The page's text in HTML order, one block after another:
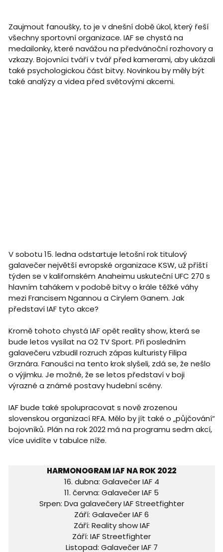
Zaujmout fanoušky, to je v dnešní době úkol, který řeší
všechny sportovní organizace. IAF se chystá na
medailonky, které navážou na předvánoční rozhovory a
vzkazy. Bojovníci tváří v tvář před kamerami, aby ukázali
také psychologickou část bitvy. Novinkou by měly být
také analýzy a videa před světovými akcemi.
V sobotu 15. ledna odstartuje letošní rok titulový
galavečer největší evropské organizace KSW, už příští
týden se v kalifornském Anaheimu uskuteční UFC 270 s
hlavním tahákem v podobě bitvy o krále těžké váhy
mezi Francisem Ngannou a Cirylem Ganem. Jak
představí IAF tyto akce?
Kromě tohoto chystá IAF opět reality show, která se
bude letos vysílat na O2 TV Sport. Při posledním
galavečeru vzbudil rozruch zápas kulturisty Filipa
Grznára. Fanoušci na tento krok slyšeli, zdá se, že nešlo
o výjimku. Je možné, že se letos představí v boji
výrazné a známé postavy hudební scény.
IAF bude také spolupracovat s nově zrozenou
slovenskou organizací RFA. Mělo by jít také o „půjčování“
bojovníků. Plán na rok 2022 má na programu sedm akcí,
více uvidíte v tabulce níže.
HARMONOGRAM IAF NA ROK 2022
16. dubna: Galavečer IAF 4
11. června: Galavečer IAF 5
Srpen: Dva galavečery IAF Streetfighter
Září: Galavečer IAF 6
Září: Reality show IAF
Září: IAF Streetfighter
Listopad: Galavečer IAF 7